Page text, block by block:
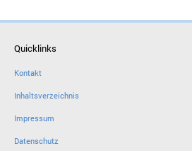
Quicklinks
Kontakt
Inhaltsverzeichnis
Impressum
Datenschutz